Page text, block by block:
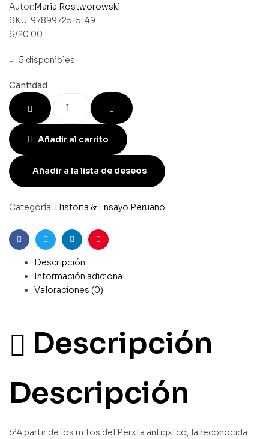
Autor:Maria Rostworowski
SKU: 9789972515149
S/20.00
5 disponibles
Cantidad
Añadir al carrito
Añadir a la lista de deseos
Categoría: Historia & Ensayo Peruano
FacebookGorjeoLinkedInPinterest
Descripción
Información adicional
Valoraciones (0)
Descripción
Descripción
b’A partir de los mitos del Perxfa antigxfco, la reconocida